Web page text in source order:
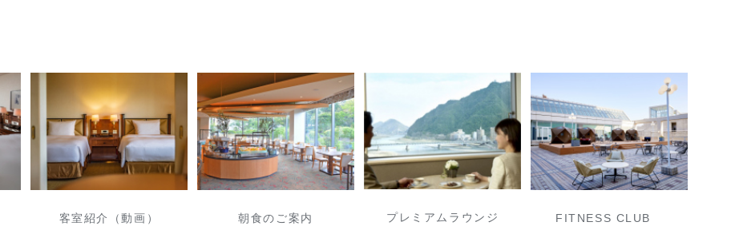
客室紹介（動画） 朝食のご案内 プレミアムラウンジ
FITNESS CLUB